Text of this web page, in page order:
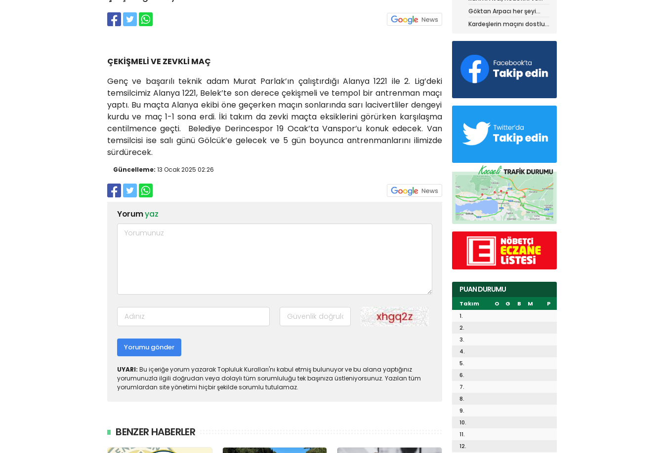
ÇEKİŞMELİ VE ZEVKLİ MAÇ
Genç ve başarılı teknik adam Murat Parlak’ın çalıştırdığı Alanya 1221 ile 2. Lig’deki
temsilcimiz Alanya 1221, Belek’te son derece çekişmeli ve tempol bir antrenman maçı
yaptı. Bu maçta Alanya ekibi öne geçerken maçın sonlarında sarı lacivertliler dengeyi
kurdu ve maç 1-1 sona erdi. İki takım da zevki maçta eksiklerini görürken karşılaşma
centilmence geçti. Belediye Derincespor 19 Ocak’ta Vanspor’u konuk edecek. Van
temsilcisi ise salı günü Gölcük’e gelecek ve 5 gün boyunca antrenmanlarını ilimizde
sürdürecek.
Güncelleme: 13 Ocak 2025 02:26
Yorumyaz
Yorumu gönder
UYARI: Bu içeriğe yorum yazarak Topluluk Kuralları'nı kabul etmiş bulunuyor ve bu alana yaptığınız
yorumunuzla ilgili doğrudan veya dolaylı tüm sorumluluğu tek başınıza üstleniyorsunuz. Yazılan tüm
yorumlardan site yönetimi hiçbir şekilde sorumlu tutulamaz.
BENZER HABERLER
stratejisini paylaştı
Göktan Arpacı her şeyi
yaptı, ama?
Kardeşlerin maçını dostluk
PUAN DURUMU
Takım O G B M
P
1.
2.
3.
4.
5.
6.
7.
8.
9.
10.
11.
12.